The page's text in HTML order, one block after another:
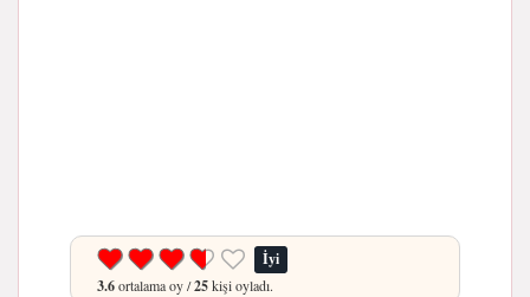
İyi
3.6ortalama oy /25kişi oyladı.